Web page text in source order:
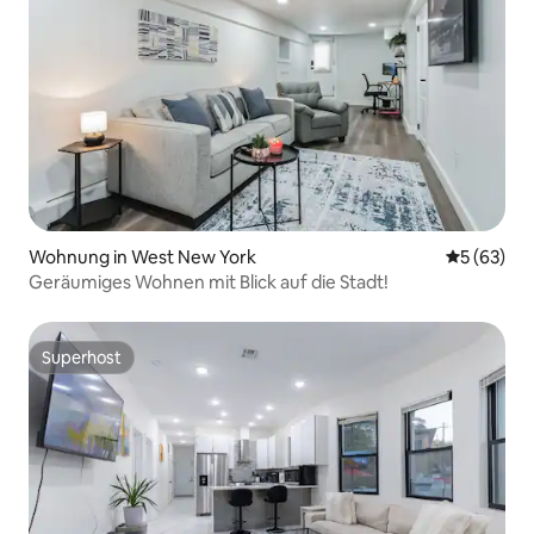
Wohnung in West New York
5 (63)
Geräumiges Wohnen mit Blick auf die Stadt!
Superhost
Superhost